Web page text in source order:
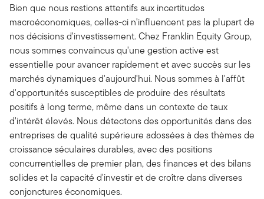
Bien que nous restions attentifs aux incertitudes
macroéconomiques, celles-ci n'influencent pas la plupart de
nos décisions d'investissement. Chez Franklin Equity Group,
nous sommes convaincus qu'une gestion active est
essentielle pour avancer rapidement et avec succès sur les
marchés dynamiques d'aujourd'hui. Nous sommes à l'affût
d'opportunités susceptibles de produire des résultats
positifs à long terme, même dans un contexte de taux
d'intérêt élevés. Nous détectons des opportunités dans des
entreprises de qualité supérieure adossées à des thèmes de
croissance séculaires durables, avec des positions
concurrentielles de premier plan, des finances et des bilans
solides et la capacité d'investir et de croître dans diverses
conjonctures économiques.